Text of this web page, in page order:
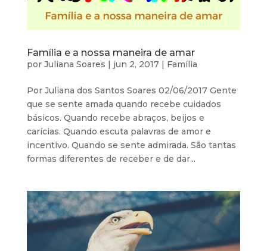
Família e a nossa maneira de amar
por Juliana Soares | jun 2, 2017| Família
Por Juliana dos Santos Soares 02/06/2017 Gente
que se sente amada quando recebe cuidados
básicos. Quando recebe abraços, beijos e
carícias. Quando escuta palavras de amor e
incentivo. Quando se sente admirada. São tantas
formas diferentes de receber e de dar...